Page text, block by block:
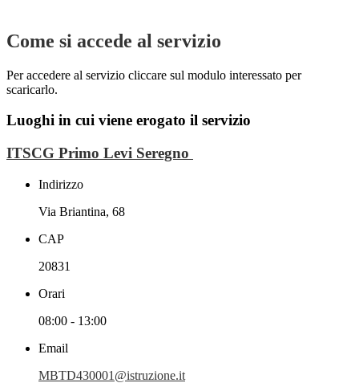
Come si accede al servizio
Per accedere al servizio cliccare sul modulo interessato per
scaricarlo.
Luoghi in cui viene erogato il servizio
ITSCG Primo Levi Seregno
Indirizzo
Via Briantina, 68
CAP
20831
Orari
08:00 - 13:00
Email
MBTD430001@istruzione.it